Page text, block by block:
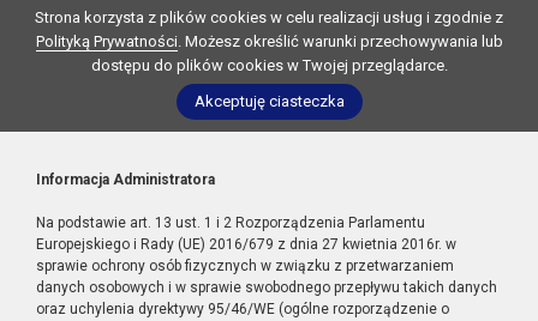
Strona korzysta z plików cookies w celu realizacji usług i zgodnie z
Polityką Prywatności. Możesz określić warunki przechowywania lub
dostępu do plików cookies w Twojej przeglądarce.
Akceptuję ciasteczka
Informacja Administratora
Na podstawie art. 13 ust. 1 i 2 Rozporządzenia Parlamentu
Europejskiego i Rady (UE) 2016/679 z dnia 27 kwietnia 2016r. w
sprawie ochrony osób fizycznych w związku z przetwarzaniem
danych osobowych i w sprawie swobodnego przepływu takich danych
oraz uchylenia dyrektywy 95/46/WE (ogólne rozporządzenie o